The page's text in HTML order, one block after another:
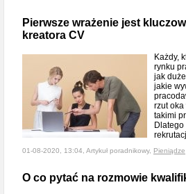
Pierwsze wrażenie jest
kreatora CV
Każdy,
rynku
jak
jakie
rzut oka
takimi
01-08-2020, 13:04, Artykuł poradnikowy, Pieniądze
O co pytać na rozmowie